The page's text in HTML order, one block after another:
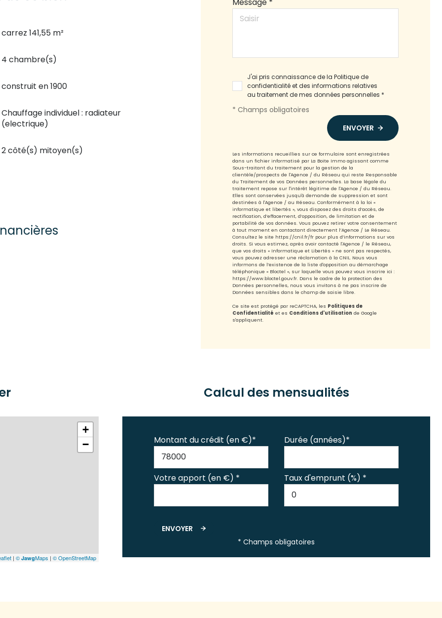
carrez 141,55 m²
4 chambre(s)
construit en 1900
Chauffage individuel : radiateur
(electrique)
2 côté(s) mitoyen(s)
J'ai pris connaissance de la Politique de
confidentialité et des informations relatives
au traitement de mes données personnelles *
* Champs obligatoires
ENVOYER
Les informations recueillies sur ce formulaire sont enregistrées
dans un fichier informatisé par La Boite Immo agissant comme
Sous-traitant du traitement pour la gestion de la
clientèle/prospects de l'Agence / du Réseau qui reste Responsable
du Traitement de vos Données personnelles. La base légale du
traitement repose sur l'intérêt légitime de l'Agence / du Réseau.
Elles sont conservées jusqu'à demande de suppression et sont
destinées à l'Agence / au Réseau. Conformément à la loi «
informatique et libertés », vous disposez des droits d’accès, de
rectification, d’effacement, d’opposition, de limitation et de
portabilité de vos données. Vous pouvez retirer votre consentement
à tout moment en contactant directement l’Agence / Le Réseau.
Consultez le site https://cnil.fr/frpour plus d’informations sur vos
droits. Si vous estimez, après avoir contacté l'Agence / le Réseau,
que vos droits « Informatique et Libertés » ne sont pas respectés,
vous pouvez adresser une réclamation à la CNIL. Nous vous
informons de l’existence de la liste d'opposition au démarchage
téléphonique « Bloctel », sur laquelle vous pouvez vous inscrire ici :
https://www.bloctel.gouv.fr. Dans le cadre de la protection des
Données personnelles, nous vous invitons à ne pas inscrire de
Données sensibles dans le champ de saisie libre.
Ce site est protégé par reCAPTCHA, les Politiques de
Confidentialité et es Conditions d'utilisation de Google
s'appliquent.
+
−
| © JawgMaps | © OpenStreetMap
Calcul des mensualités
Montant du crédit (en €)* Durée (années)*
Votre apport (en €) * Taux d'emprunt (%) *
ENVOYER
* Champs obligatoires